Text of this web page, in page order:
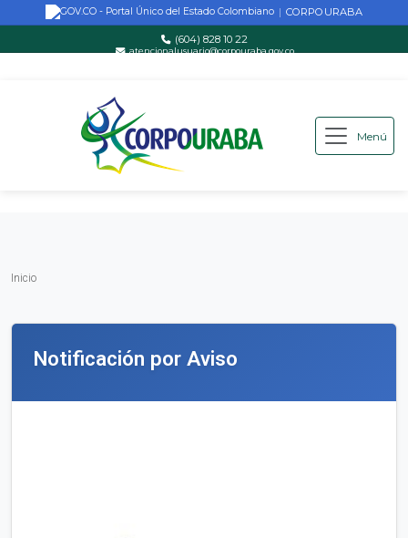
Saltar al contenido principal
| CORPOURABA
(604) 828 10 22
atencionalusuario@corpouraba.gov.co
Menú
Inicio
Notificación por Aviso